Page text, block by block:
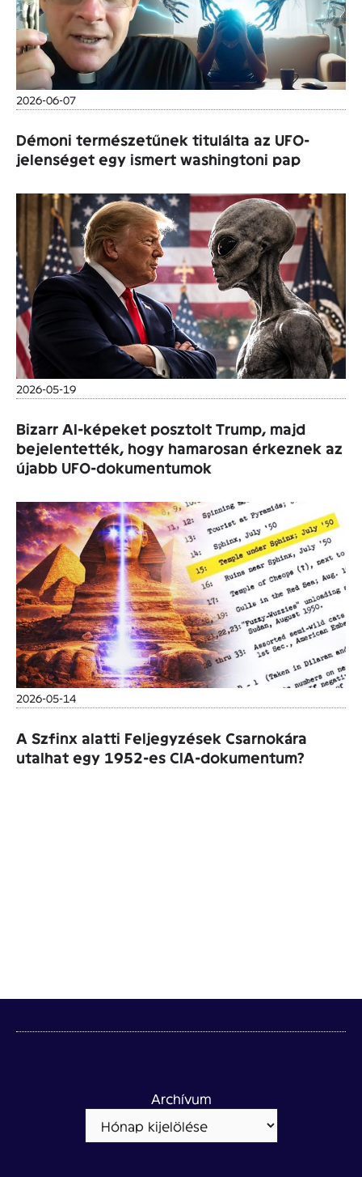
2026-06-07
Démoni természetűnek titulálta az UFO-
jelenséget egy ismert washingtoni pap
2026-05-19
Bizarr AI-képeket posztolt Trump, majd
bejelentették, hogy hamarosan érkeznek az
újabb UFO-dokumentumok
2026-05-14
A Szfinx alatti Feljegyzések Csarnokára
utalhat egy 1952-es CIA-dokumentum?
Archívum